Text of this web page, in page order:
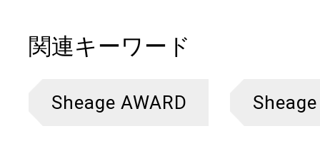
関連キーワード
Sheage AWARD